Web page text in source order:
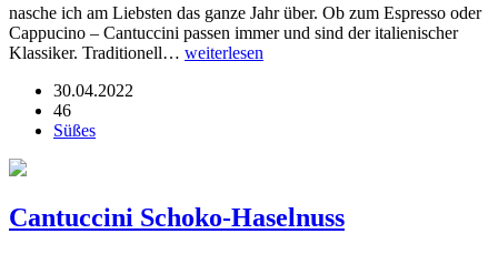
nasche ich am Liebsten das ganze Jahr über. Ob zum Espresso oder
Cappucino – Cantuccini passen immer und sind der italienischer
Klassiker. Traditionell… weiterlesen
30.04.2022
46
Süßes
Cantuccini Schoko-Haselnuss